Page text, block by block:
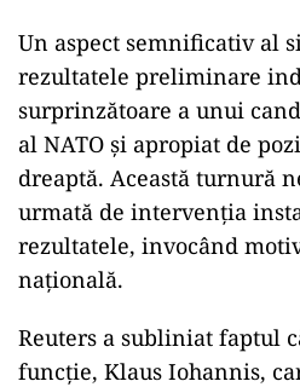
Un aspect semnificativ al
rezultatele preliminare
surprinzătoare a unui
al NATO și apropiat de
dreaptă. Această turnură
urmată de intervenția
rezultatele, invocând
națională.
Reuters a subliniat faptul
funcție, Klaus Iohannis,